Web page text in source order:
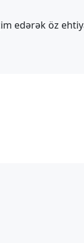
edərək öz